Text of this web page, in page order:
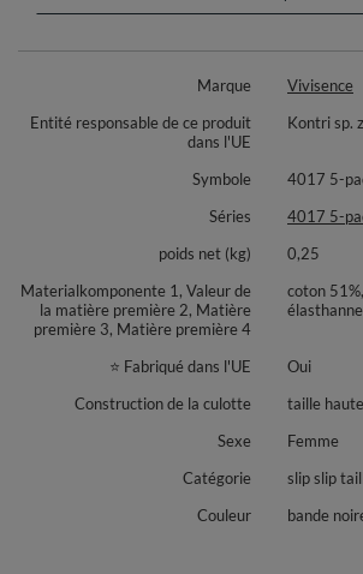
Quantité : 5 pièces
Composition selon couleur : rose 93% coton, 6%
graphite 49% polyester, 42% coton, 8%
Marque
Vivisence
Entité responsable de ce produit
dans l'UE
Kontri sp.
Symbole
4017 5-
Séries
4017 5-
poids net (kg)
0,25
Materialkomponente 1, Valeur de
la matière première 2, Matière
première 3, Matière première 4
coton
⭐ Fabriqué dans l'UE
Oui
Construction de la culotte
taille haute
Sexe
Femme
Catégorie
slip slip
Couleur
bande